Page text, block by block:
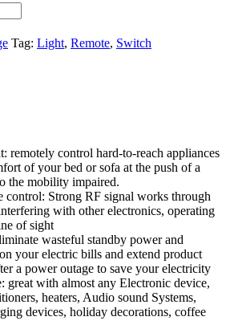
Tag: Light, Remote, Switch
remotely control hard-to-reach appliances
of your bed or sofa at the push of a
the mobility impaired.
control: Strong RF signal works through
with other electronics, operating
of sight
wasteful standby power and
your electric bills and extend product
a power outage to save your electricity
with almost any Electronic device,
heaters, Audio sound Systems,
devices, holiday decorations, coffee